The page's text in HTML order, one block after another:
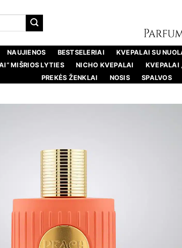
NAUJIENOS BESTSELERIAI KVEPALAI SU
MIŠRIOS LYTIES
NICHO KVEPALAI KVEPALAI
PREKĖS ŽENKLAI
NOSIS SPALVOS